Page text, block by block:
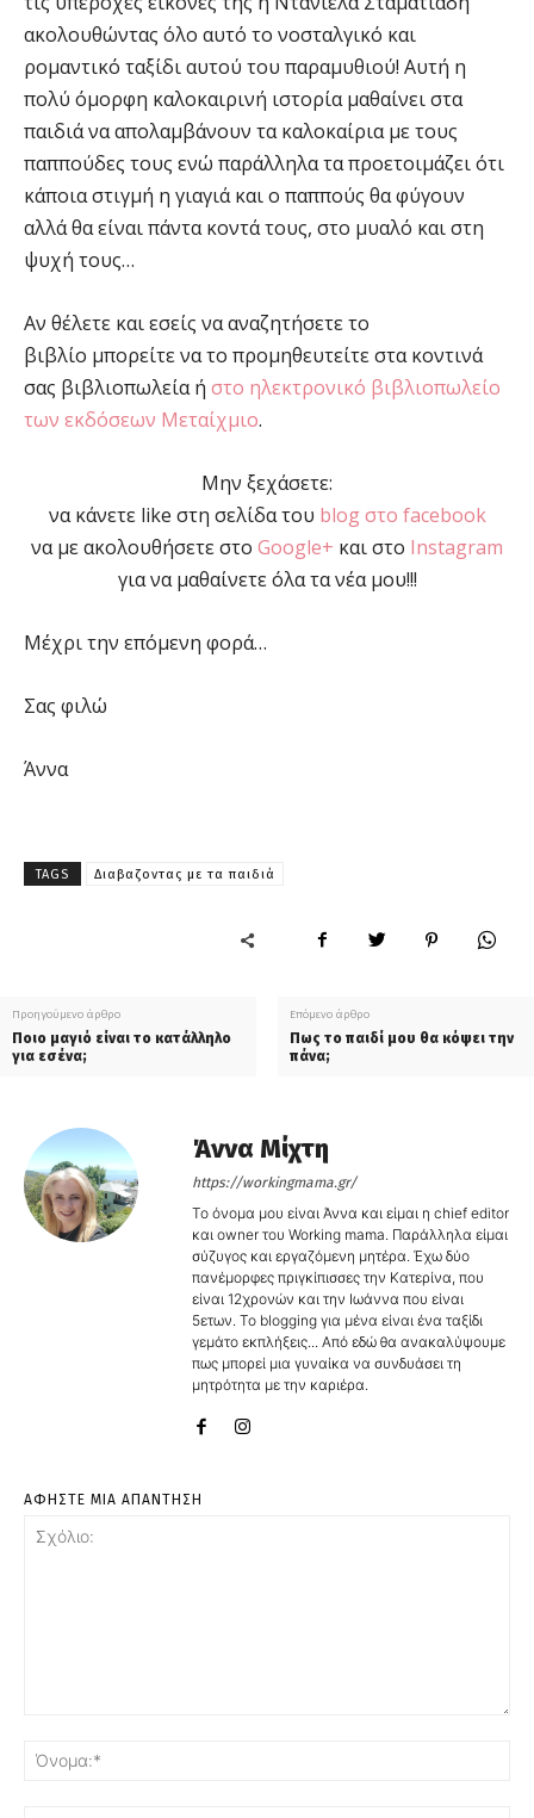
ακολουθώντας όλο αυτό το νοσταλγικό και
ρομαντικό ταξίδι αυτού του παραμυθιού! Αυτή η
πολύ όμορφη καλοκαιρινή ιστορία μαθαίνει στα
παιδιά να απολαμβάνουν τα καλοκαίρια με τους
παππούδες τους ενώ παράλληλα τα προετοιμάζει ότι
κάποια στιγμή η γιαγιά και ο παππούς θα φύγουν
αλλά θα είναι πάντα κοντά τους, στο μυαλό και στη
ψυχή τους…
Αν θέλετε και εσείς να αναζητήσετε το
βιβλίο μπορείτε να το προμηθευτείτε στα κοντινά
σας βιβλιοπωλεία ή στο ηλεκτρονικό βιβλιοπωλείο
των εκδόσεων Μεταίχμιο.
Μην ξεχάσετε:
να κάνετε like στη σελίδα του blog στο facebook
να με ακολουθήσετε στο Google+ και στο Instagram
για να μαθαίνετε όλα τα νέα μου!!!
Μέχρι την επόμενη φορά…
Σας φιλώ
Άννα
TAGS Διαβαζοντας με τα παιδιά
Προηγούμενο άρθρο
Ποιο μαγιό είναι το κατάλληλο
για εσένα;
Επόμενο άρθρο
Πως το παιδί μου θα κόψει την
πάνα;
Άννα Μίχτη
https://workingmama.gr/
Το όνομα μου είναι Άννα και είμαι η chief editor
και owner του Working mama. Παράλληλα είμαι
σύζυγος και εργαζόμενη μητέρα. Έχω δύο
πανέμορφες πριγκίπισσες την Κατερίνα, που
είναι 12χρονών και την Ιωάννα που είναι
5ετων. Το blogging για μένα είναι ένα ταξίδι
γεμάτο εκπλήξεις... Από εδώ θα ανακαλύψουμε
πως μπορεί μια γυναίκα να συνδυάσει τη
μητρότητα με την καριέρα.
ΑΦΗΣΤΕ ΜΙΑ ΑΠΑΝΤΗΣΗ